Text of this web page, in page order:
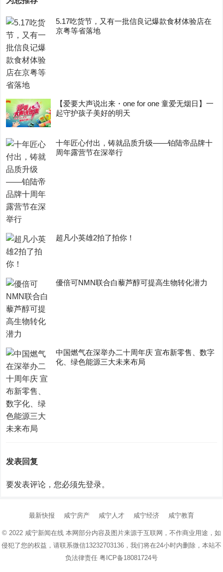
5.17吃货节，又有一批信良记爆款食材体验店在
京粤等省落地
【爱要大声说出来・one for one 童爱无烟日】一
起守护孩子美好的明天
十年匠心付出，铸就品质升级——铂陆帝品牌十
周年露营节在深举行
超凡小英雄2拍了拍你！
優倍可NMN联合白藜芦醇可提高生物转化潜力
中国燃气在深举办二十周年庆 宣布新零售、数字
化、绿色能源三大未来布局
发表回复
要发表评论，您必须先登录。
最新快报 咸宁房产 咸宁人才 咸宁经济 咸宁教育
© 2022 咸宁新闻在线本网部分内容及图片来源于互联网，不作商业用途，如
侵犯了您的权益，请联系微信13232703136，我们将在24小时内删除，本站不
负法律责任 粤ICP备18081724号